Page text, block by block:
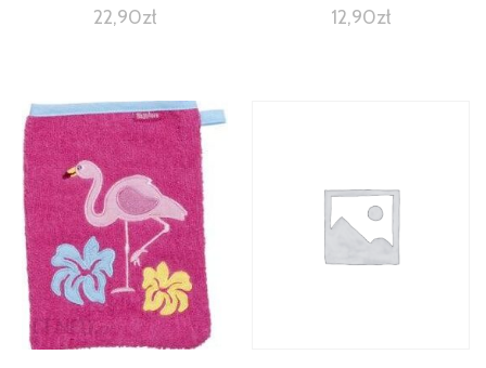
22,90zł 12,90zł